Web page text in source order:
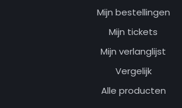
Mijn bestellingen
Mijn tickets
Mijn verlanglijst
Vergelijk
Alle producten